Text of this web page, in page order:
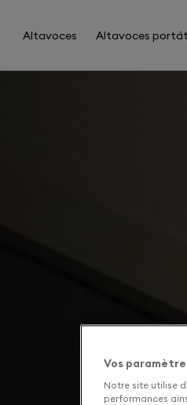
Altavoces Altavoces
Vos
Notre site utilise
performances